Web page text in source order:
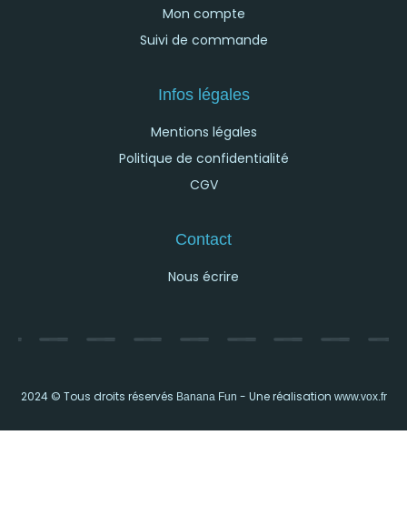
Mon compte
Suivi de commande
Infos légales
Mentions légales
Politique de confidentialité
CGV
Contact
Nous écrire
2024 © Tous droits réservés Banana Fun - Une réalisation www.vox.fr